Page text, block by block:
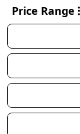
Price Range